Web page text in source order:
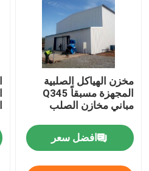
مخزن الهياكل الصلبية
المجهزة مسبقاً Q345
مباني مخازن الصلب
افضل سعر